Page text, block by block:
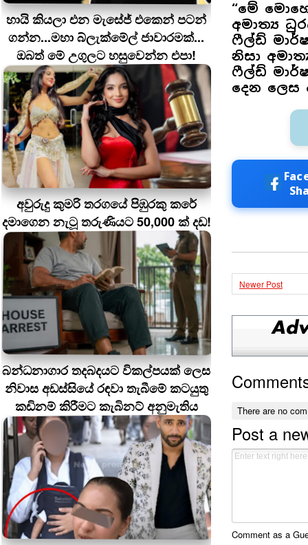
හායි කියලා එන මැසේජ් එකෙන් පටන්
ගන්න...මහා බ්ලැක්මේල් ජාවාරමක්...
ඔබත් මේ උගුලට හසුවෙන්න එපා!
අවුරුදු කුමරි තරගයේ පිඹුරකු කරේ
දමාගෙන නැටූ තරුණියට 50,000 ක් දඩ!
බන්ධනාගාර තදබදයට විකල්පයක් ලෙස
නිවාස අඩස්සියේ රඳවා තැබීමේ කටයුතු
කඩිනම් කිරීමට කැබිනට් අනුමැතිය
“මේ
අමාත්‍ය
ෆීල්ඩ්
නිසා
ෆීල්ඩ්
දෙන ලෙස
Newer Post
There are no
Post a
Comment as a